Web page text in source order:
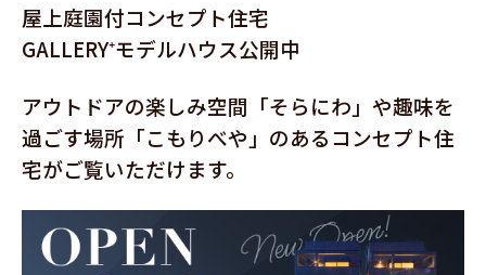
屋上庭園付コンセプト住宅
GALLERY⁺モデルハウス公開中
アウトドアの楽しみ空間「そらにわ」や趣味を
過ごす場所「こもりべや」のあるコンセプト住
宅がご覧いただけます。